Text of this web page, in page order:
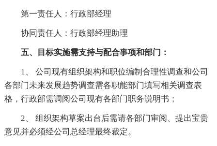
第一责任人：行政部经理
协同责任人：行政部经理助理
五、目标实施需支持与配合事项和部门：
1、 公司现有组织架构和职位编制合理性调查和公司
各部门未来发展趋势调查需各职能部门填写相关调查表
格，行政部需调阅公司现有各部门职务说明书；
2、 组织架构草案出台后需请各部门审阅、提出宝贵
意见并必须经公司总经理最终裁定。